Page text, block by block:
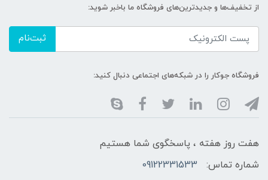
از تخفیف‌ها و جدیدترین‌های فروشگاه ما باخبر شوید:
ثبت‌نام
فروشگاه جوکار را در شبکه‌های اجتماعی دنبال کنید:
هفت روز هفته ، پاسخگوی شما هستیم
شماره تماس:
09122331533